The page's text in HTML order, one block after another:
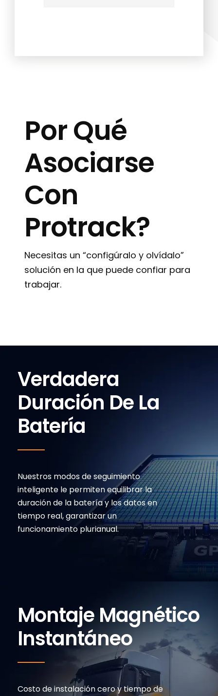
Por Qué
Asociarse
Con
Protrack?
Necesitas un “configúralo y olvídalo”
solución en la que puede confiar para
trabajar.
Verdadera
Duración De La
Batería
Nuestros modos de seguimiento
inteligente le permiten equilibrar la
duración de la batería y los datos en
tiempo real, garantizar un
funcionamiento plurianual.
Montaje Magnético
Instantáneo
Costo de instalación cero y tiempo de